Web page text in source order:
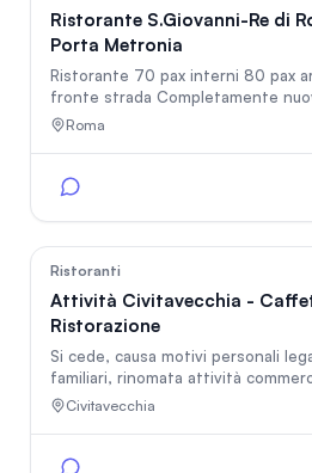
Ristorante S.Giovanni-Re di
Porta Metronia
Ristorante 70 pax interni 80 pax
fronte strada Completamente
Roma
Ristoranti
Attività Civitavecchia -
Ristorazione
Si cede, causa motivi personali
familiari, rinomata attività
Civitavecchia. Il locale è una realtà
molto vantaggioso rispetto al
Civitavecchia